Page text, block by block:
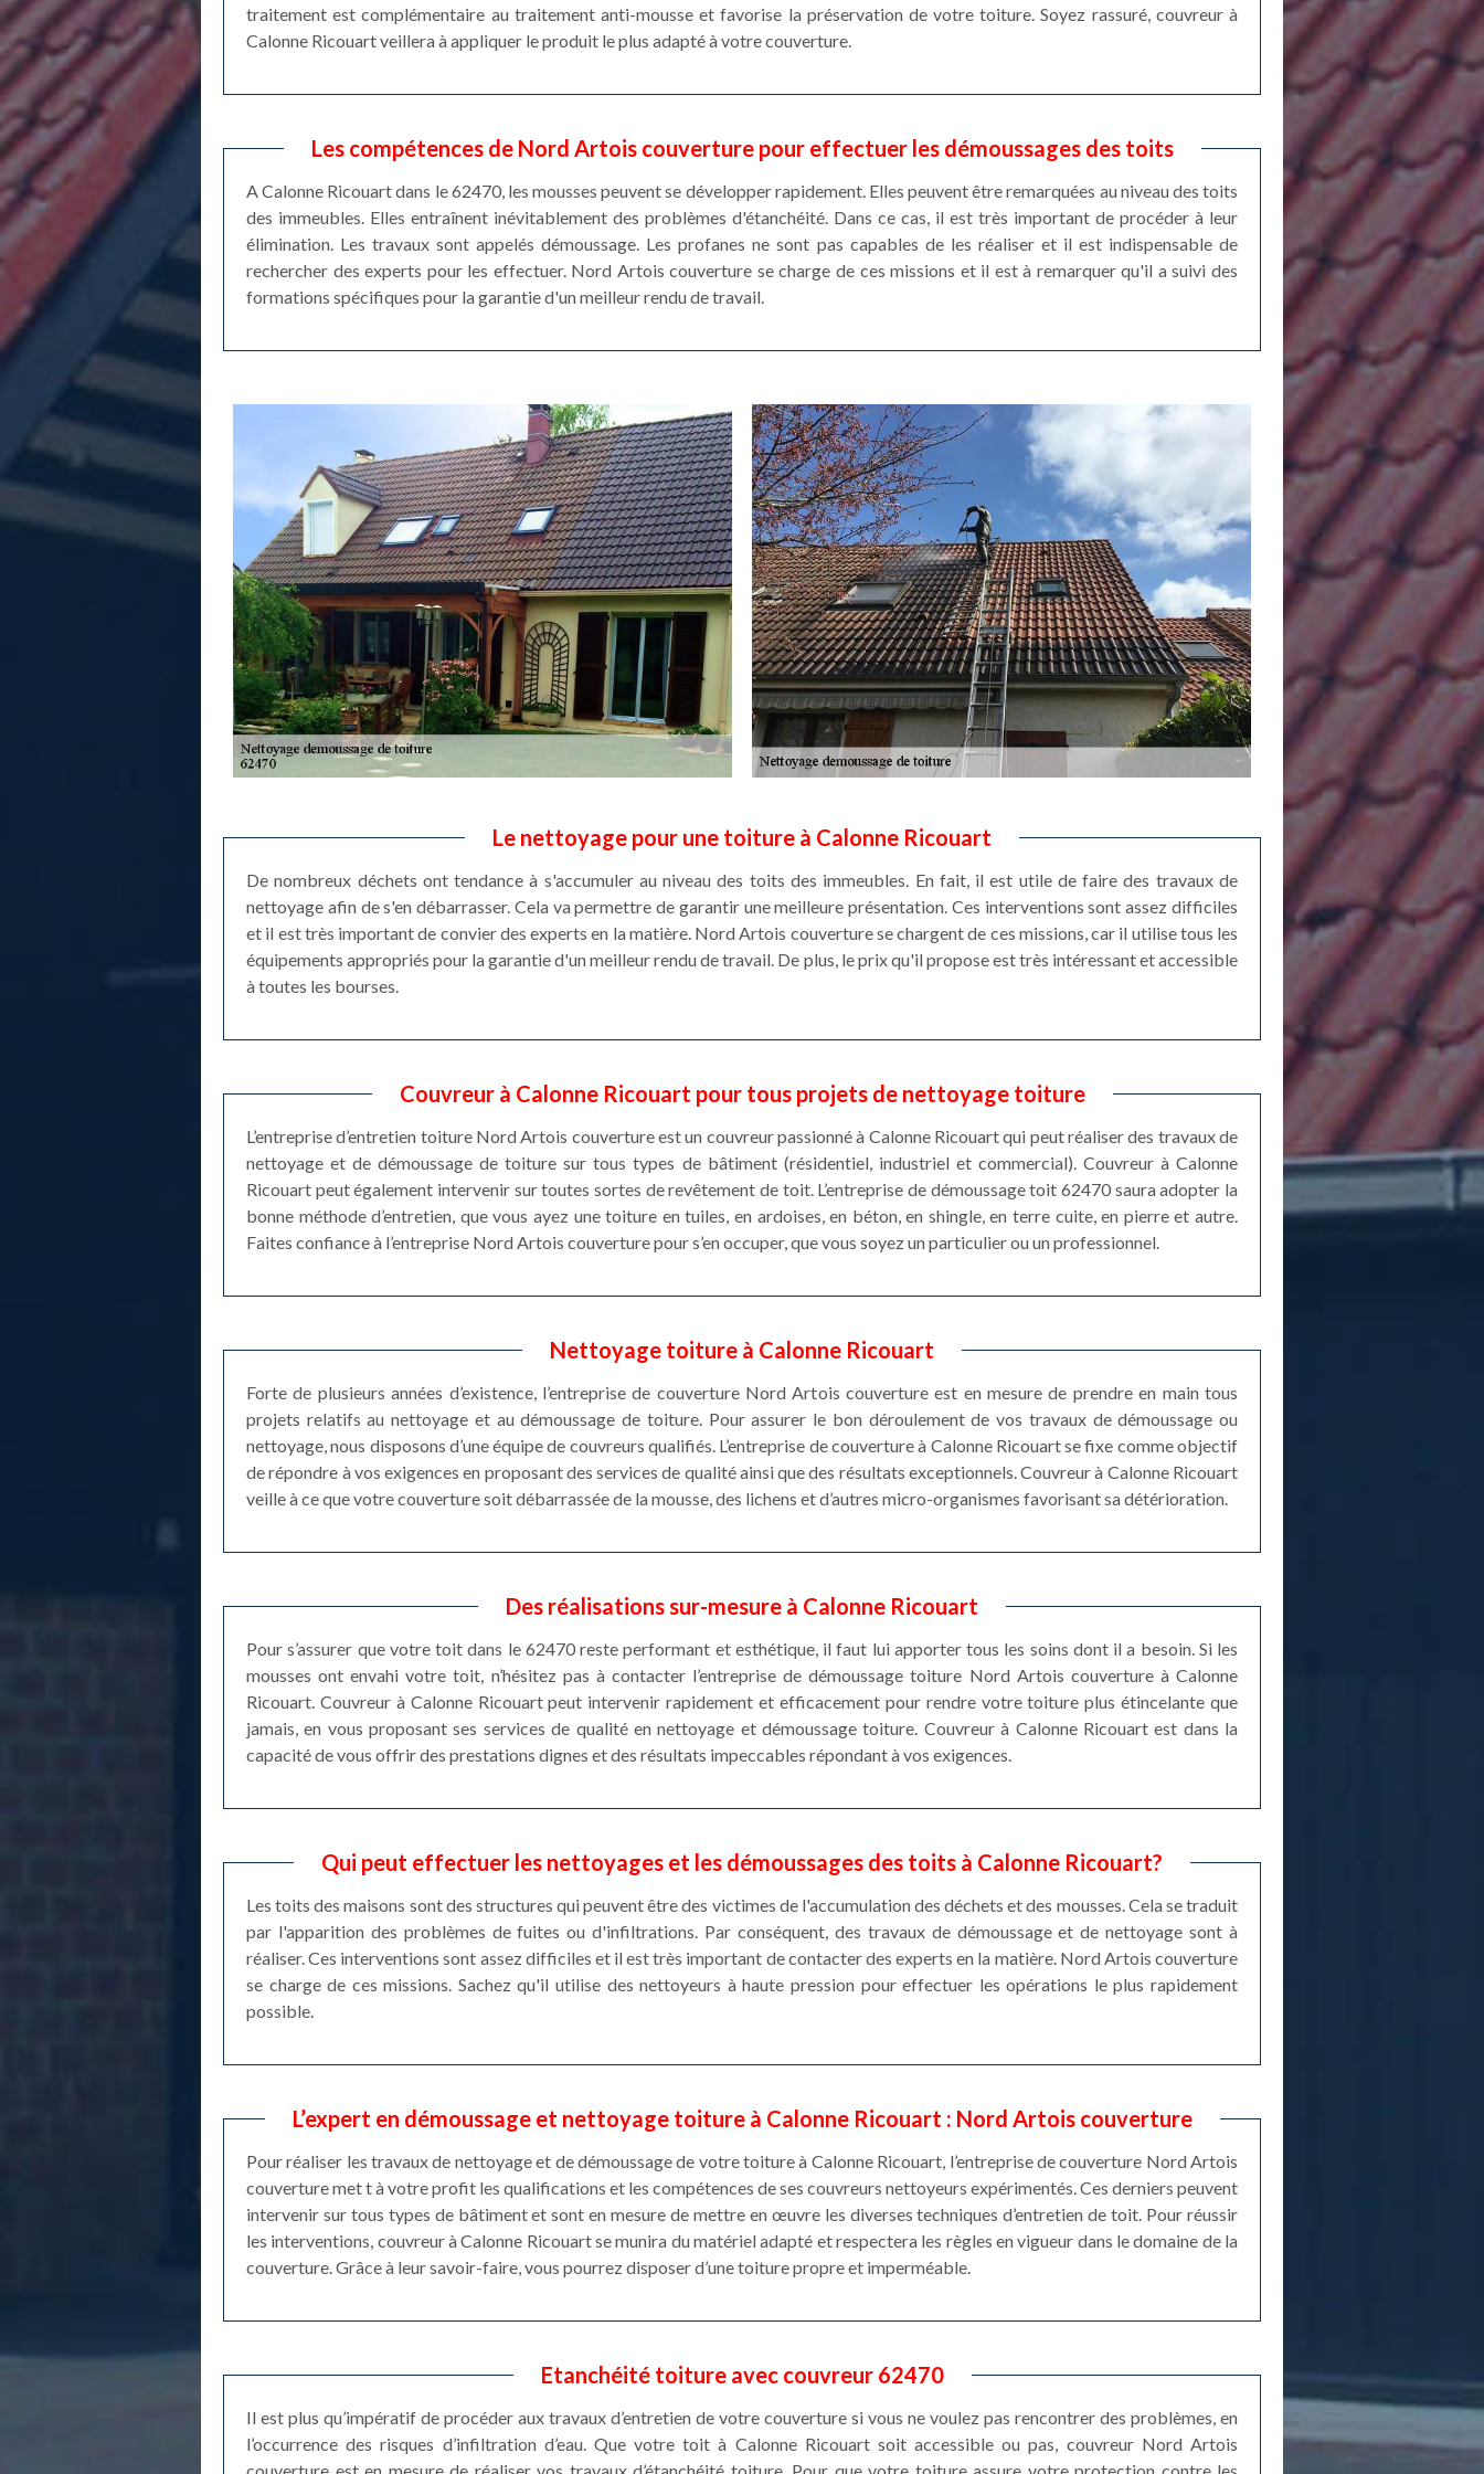
traitement est complémentaire au traitement anti-mousse et favorise la préservation de votre toiture. Soyez rassuré, couvreur à
Calonne Ricouart veillera à appliquer le produit le plus adapté à votre couverture.
Les compétences de Nord Artois couverture pour effectuer les démoussages des toits
A Calonne Ricouart dans le 62470, les mousses peuvent se développer rapidement. Elles peuvent être remarquées au niveau des toits
des immeubles. Elles entraînent inévitablement des problèmes d'étanchéité. Dans ce cas, il est très important de procéder à leur
élimination. Les travaux sont appelés démoussage. Les profanes ne sont pas capables de les réaliser et il est indispensable de
rechercher des experts pour les effectuer. Nord Artois couverture se charge de ces missions et il est à remarquer qu'il a suivi des
formations spécifiques pour la garantie d'un meilleur rendu de travail.
Le nettoyage pour une toiture à Calonne Ricouart
De nombreux déchets ont tendance à s'accumuler au niveau des toits des immeubles. En fait, il est utile de faire des travaux de
nettoyage afin de s'en débarrasser. Cela va permettre de garantir une meilleure présentation. Ces interventions sont assez difficiles
et il est très important de convier des experts en la matière. Nord Artois couverture se chargent de ces missions, car il utilise tous les
équipements appropriés pour la garantie d'un meilleur rendu de travail. De plus, le prix qu'il propose est très intéressant et accessible
à toutes les bourses.
Couvreur à Calonne Ricouart pour tous projets de nettoyage toiture
L’entreprise d’entretien toiture Nord Artois couverture est un couvreur passionné à Calonne Ricouart qui peut réaliser des travaux de
nettoyage et de démoussage de toiture sur tous types de bâtiment (résidentiel, industriel et commercial). Couvreur à Calonne
Ricouart peut également intervenir sur toutes sortes de revêtement de toit. L’entreprise de démoussage toit 62470 saura adopter la
bonne méthode d’entretien, que vous ayez une toiture en tuiles, en ardoises, en béton, en shingle, en terre cuite, en pierre et autre.
Faites confiance à l’entreprise Nord Artois couverture pour s’en occuper, que vous soyez un particulier ou un professionnel.
Nettoyage toiture à Calonne Ricouart
Forte de plusieurs années d’existence, l’entreprise de couverture Nord Artois couverture est en mesure de prendre en main tous
projets relatifs au nettoyage et au démoussage de toiture. Pour assurer le bon déroulement de vos travaux de démoussage ou
nettoyage, nous disposons d’une équipe de couvreurs qualifiés. L’entreprise de couverture à Calonne Ricouart se fixe comme objectif
de répondre à vos exigences en proposant des services de qualité ainsi que des résultats exceptionnels. Couvreur à Calonne Ricouart
veille à ce que votre couverture soit débarrassée de la mousse, des lichens et d’autres micro-organismes favorisant sa détérioration.
Des réalisations sur-mesure à Calonne Ricouart
Pour s’assurer que votre toit dans le 62470 reste performant et esthétique, il faut lui apporter tous les soins dont il a besoin. Si les
mousses ont envahi votre toit, n’hésitez pas à contacter l’entreprise de démoussage toiture Nord Artois couverture à Calonne
Ricouart. Couvreur à Calonne Ricouart peut intervenir rapidement et efficacement pour rendre votre toiture plus étincelante que
jamais, en vous proposant ses services de qualité en nettoyage et démoussage toiture. Couvreur à Calonne Ricouart est dans la
capacité de vous offrir des prestations dignes et des résultats impeccables répondant à vos exigences.
Qui peut effectuer les nettoyages et les démoussages des toits à Calonne Ricouart?
Les toits des maisons sont des structures qui peuvent être des victimes de l'accumulation des déchets et des mousses. Cela se traduit
par l'apparition des problèmes de fuites ou d'infiltrations. Par conséquent, des travaux de démoussage et de nettoyage sont à
réaliser. Ces interventions sont assez difficiles et il est très important de contacter des experts en la matière. Nord Artois couverture
se charge de ces missions. Sachez qu'il utilise des nettoyeurs à haute pression pour effectuer les opérations le plus rapidement
possible.
L’expert en démoussage et nettoyage toiture à Calonne Ricouart : Nord Artois couverture
Pour réaliser les travaux de nettoyage et de démoussage de votre toiture à Calonne Ricouart, l’entreprise de couverture Nord Artois
couverture met t à votre profit les qualifications et les compétences de ses couvreurs nettoyeurs expérimentés. Ces derniers peuvent
intervenir sur tous types de bâtiment et sont en mesure de mettre en œuvre les diverses techniques d’entretien de toit. Pour réussir
les interventions, couvreur à Calonne Ricouart se munira du matériel adapté et respectera les règles en vigueur dans le domaine de la
couverture. Grâce à leur savoir-faire, vous pourrez disposer d’une toiture propre et imperméable.
Etanchéité toiture avec couvreur 62470
Il est plus qu’impératif de procéder aux travaux d’entretien de votre couverture si vous ne voulez pas rencontrer des problèmes, en
l’occurrence des risques d’infiltration d’eau. Que votre toit à Calonne Ricouart soit accessible ou pas, couvreur Nord Artois